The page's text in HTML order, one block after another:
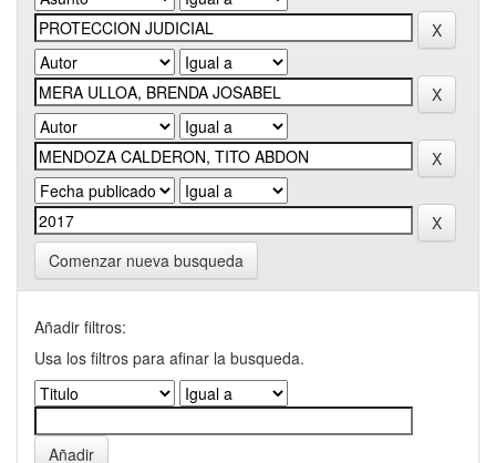
Comenzar nueva busqueda
Añadir filtros:
Usa los filtros para afinar la busqueda.